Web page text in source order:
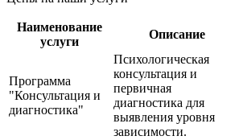
Наименование
услуги
Описание
Программа
"Консультация и
диагностика"
Психологическая
консультация и
первичная
диагностика для
выявления уровня
зависимости.